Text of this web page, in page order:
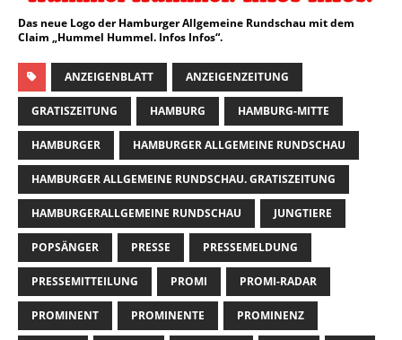
Das neue Logo der Hamburger Allgemeine Rundschau mit dem
Claim „Hummel Hummel. Infos Infos“.
ANZEIGENBLATT ANZEIGENZEITUNG
GRATISZEITUNG HAMBURG HAMBURG-MITTE
HAMBURGER HAMBURGER ALLGEMEINE RUNDSCHAU
HAMBURGER ALLGEMEINE RUNDSCHAU. GRATISZEITUNG
HAMBURGERALLGEMEINE RUNDSCHAU JUNGTIERE
POPSÄNGER PRESSE PRESSEMELDUNG
PRESSEMITTEILUNG PROMI PROMI-RADAR
PROMINENT PROMINENTE PROMINENZ